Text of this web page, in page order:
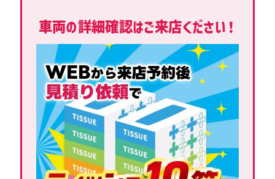
車両の詳細確認はご来店ください！